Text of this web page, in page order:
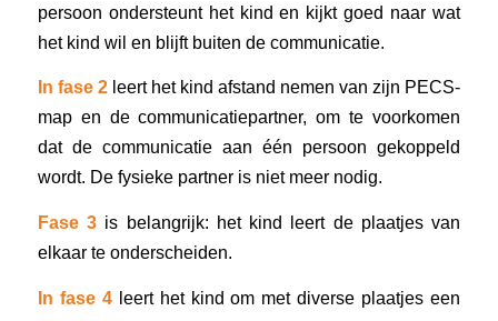
persoon ondersteunt het kind en kijkt goed naar wat
het kind wil en blijft buiten de communicatie.
In fase 2leert het kind afstand nemen van zijn PECS-
map en de communicatiepartner, om te voorkomen
dat de communicatie aan één persoon gekoppeld
wordt. De fysieke partner is niet meer nodig.
Fase 3is belangrijk: het kind leert de plaatjes van
elkaar te onderscheiden.
In fase 4leert het kind om met diverse plaatjes een